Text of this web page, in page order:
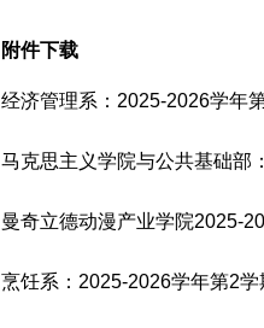
附件下载
经济管理系：2025-2026学年
马克思主义学院与公共基础部
曼奇立德动漫产业学院2025-
烹饪系：2025-2026学年第2